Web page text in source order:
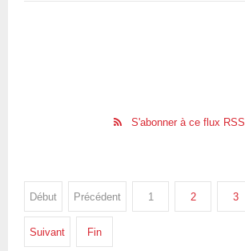
S'abonner à ce flux RSS
Début Précédent 1 2 3
Suivant Fin